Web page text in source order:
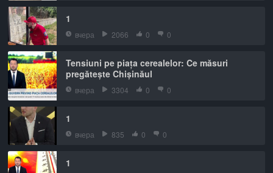
1
вчера 2066 0 0
Tensiuni pe piața cerealelor: Ce măsuri
pregătește Chișinăul
вчера 3304 0 0
1
вчера 835 0 0
1